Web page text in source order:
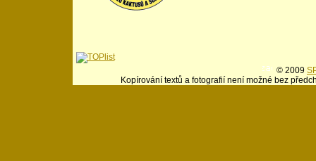
© 2009
Kopírování textů a fotografií není možné bez